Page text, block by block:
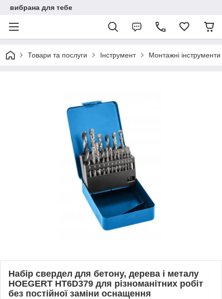
вибрана для тебе
Товари та послуги Інструмент Монтажні інструменти
Набір свердел для бетону, дерева і металу
HOEGERT HT6D379 для різноманітних робіт
без постійної заміни оснащення